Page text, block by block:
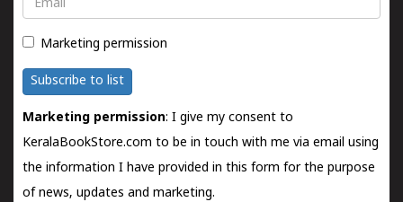
Marketing permission
Subscribe to list
Marketing permission: I give my consent to
KeralaBookStore.com to be in touch with me via email using
the information I have provided in this form for the purpose
of news, updates and marketing.